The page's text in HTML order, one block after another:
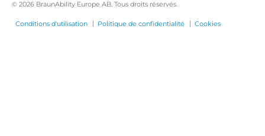
© 2026 BraunAbility Europe AB. Tous droits réservés.
Conditions d'utilisation | Politique de confidentialité | Cookies